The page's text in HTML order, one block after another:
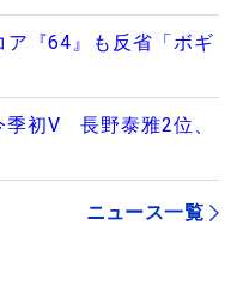
『64』も反省「ボギ
季初V 長野泰雅2位、
ニュース一覧